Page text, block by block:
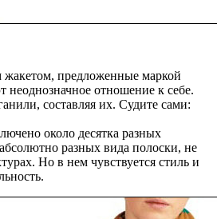
жакетом, предложенные маркой
неоднозначное отношение к себе.
составляя их. Судите сами:
около десятка разных
разных вида полоски, не
Но в нем чувствуется стиль и